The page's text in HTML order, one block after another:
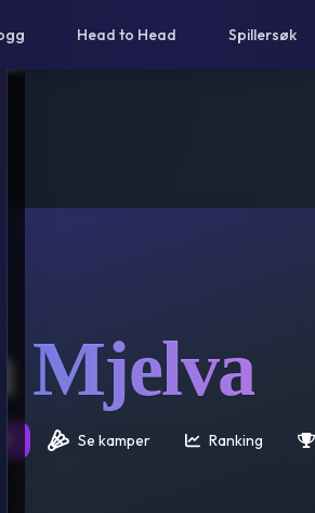
Head to Head Spillersøk
Mjelva
Se kamper Ranking